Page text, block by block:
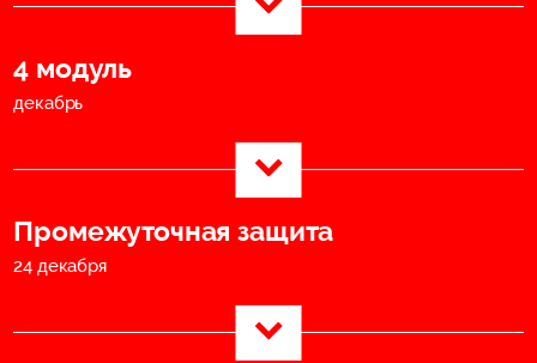
4 модуль
декабрь
Промежуточная защита
24 декабря